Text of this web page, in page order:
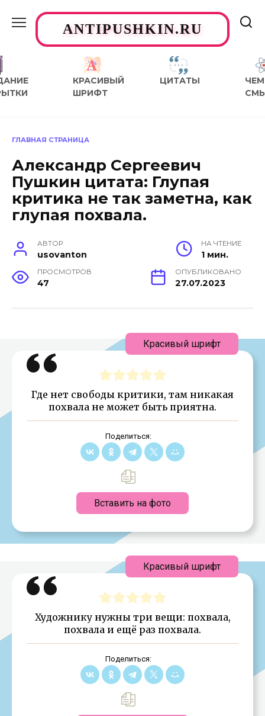
содержаниюANTIPUSHKIN.RU
КРАСИВЫЙ
ШРИФТ
ЦИТАТЫ
ЧЕМ
ГЛАВНАЯ СТРАНИЦА
Александр Сергеевич
Пушкин цитата: Глупая
критика не так заметна, как
глупая похвала.
АВТОР
usovanton
НА ЧТЕНИЕ
1 мин.
ПРОСМОТРОВ
47
ОПУБЛИКОВАНО
27.07.2023
Где нет свободы критики, там никакая
похвала не может быть приятна.
Поделиться:
Вставить на фото
Красивый шрифт
Художнику нужны три вещи: похвала,
похвала и ещё раз похвала.
Поделиться:
Красивый шрифт